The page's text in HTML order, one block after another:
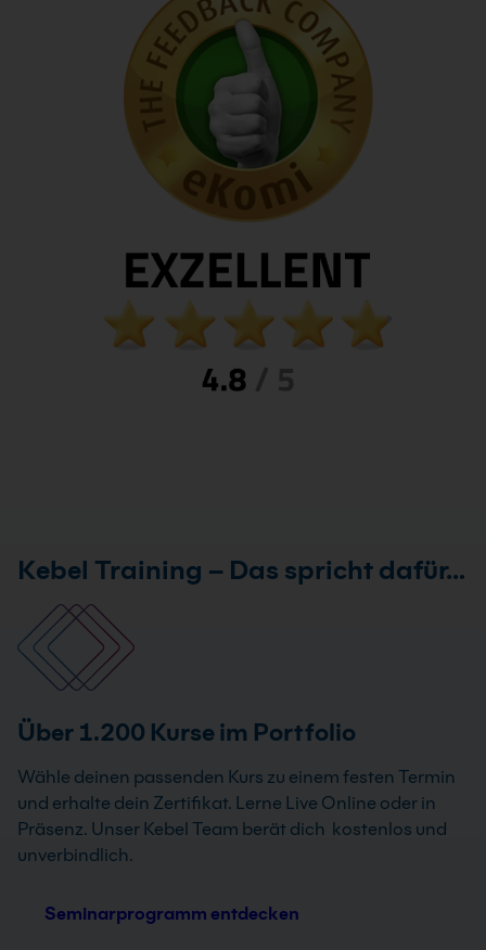
Kebel Training – Das spricht dafür…
Über 1.200 Kurse im Portfolio
Wähle deinen passenden Kurs zu einem festen Termin
und erhalte dein Zertifikat. Lerne Live Online oder in
Präsenz. Unser Kebel Team berät dich kostenlos und
unverbindlich.
Seminarprogramm entdecken